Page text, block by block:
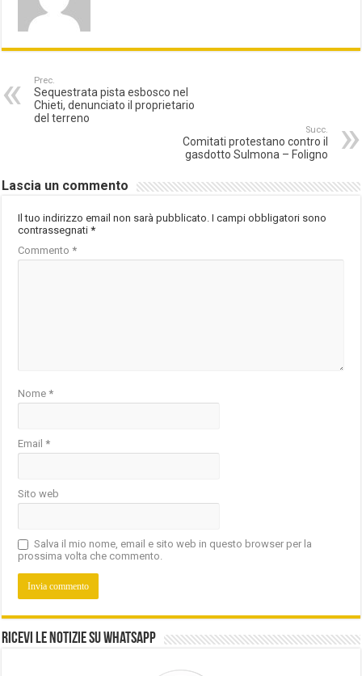
Prec.
Sequestrata pista esbosco nel
Chieti, denunciato il proprietario
del terreno
Succ.
Comitati protestano contro il
gasdotto Sulmona – Foligno
Lascia un commento
Il tuo indirizzo email non sarà pubblicato. I campi obbligatori sono
contrassegnati*
Commento*
Nome*
Email*
Sito web
Salva il mio nome, email e sito web in questo browser per la
prossima volta che commento.
Ricevi le notizie su Whatsapp